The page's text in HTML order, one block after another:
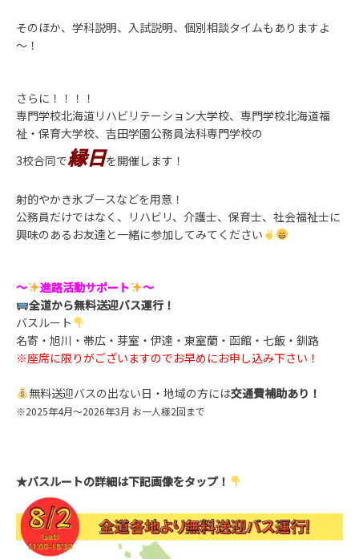
そのほか、学科説明、入試説明、個別相談タイムもありますよ
～！
さらに！！！！
専門学校北海道リハビリテーション大学校、専門学校北海道福
祉・保育大学校、吉田学園公務員法科専門学校の
3校合同で縁日を開催します！
射的やかき氷ブースなどを用意！
公務員だけではなく、リハビリ、介護士、保育士、社会福祉士に
興味のあるお友達と一緒に参加してみてください
～ 進路活動サポート
～
全道から無料送迎バス運行！
バスルート
名寄・旭川・帯広・芽室・伊達・東室蘭・函館・七飯・釧路
※座席に限りがございますのでお早めにお申し込み下さい！
無料送迎バスの出ない日・地域の方には交通費補助あり！
※2025年4月～2026年3月 お一人様2回まで
★バスルートの詳細は下記画像をタップ！